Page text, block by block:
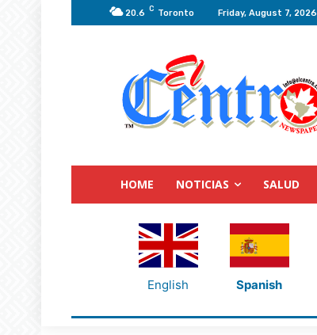
20.6 C Toronto Friday, August 7, 2026
HOME NOTICIAS SALUD
English Spanish